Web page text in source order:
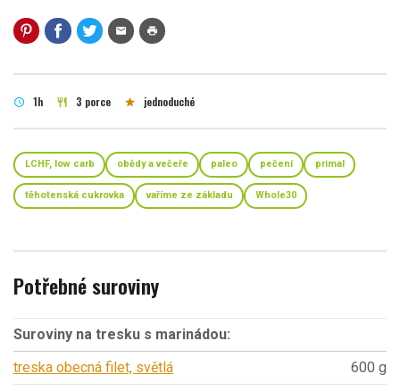
mail print
schedule 1h restaurant 3 porce star jednoduché
LCHF, low carb obědy a večeře paleo pečení primal
těhotenská cukrovka vaříme ze základu Whole30
Potřebné suroviny
Suroviny na tresku s marinádou:
treska obecná filet, světlá
600 g